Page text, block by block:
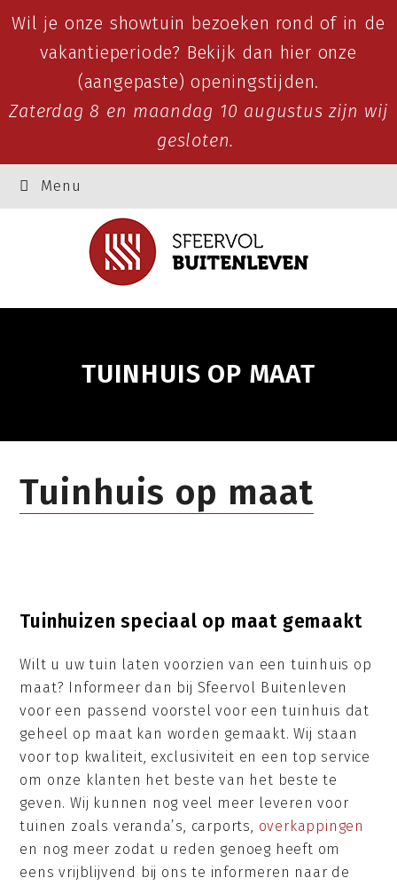
Wil je onze showtuin bezoeken rond of in de
vakantieperiode? Bekijk dan hier onze
(aangepaste) openingstijden.
Zaterdag 8 en maandag 10 augustus zijn wij
gesloten.
Menu
TUINHUIS OP MAAT
Tuinhuis op maat
Tuinhuizen speciaal op maat gemaakt
Wilt u uw tuin laten voorzien van een tuinhuis op
maat? Informeer dan bij Sfeervol Buitenleven
voor een passend voorstel voor een tuinhuis dat
geheel op maat kan worden gemaakt. Wij staan
voor top kwaliteit, exclusiviteit en een top service
om onze klanten het beste van het beste te
geven. Wij kunnen nog veel meer leveren voor
tuinen zoals veranda’s, carports, overkappingen
en nog meer zodat u reden genoeg heeft om
eens vrijblijvend bij ons te informeren naar de